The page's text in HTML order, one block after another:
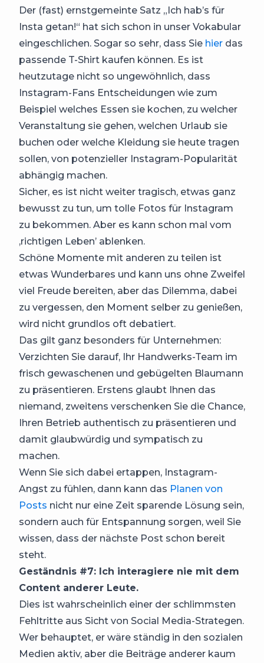
Der (fast) ernstgemeinte Satz „Ich hab’s für
Insta getan!“ hat sich schon in unser Vokabular
eingeschlichen. Sogar so sehr, dass Sie hier das
passende T-Shirt kaufen können. Es ist
heutzutage nicht so ungewöhnlich, dass
Instagram-Fans Entscheidungen wie zum
Beispiel welches Essen sie kochen, zu welcher
Veranstaltung sie gehen, welchen Urlaub sie
buchen oder welche Kleidung sie heute tragen
sollen, von potenzieller Instagram-Popularität
abhängig machen.
Sicher, es ist nicht weiter tragisch, etwas ganz
bewusst zu tun, um tolle Fotos für Instagram
zu bekommen. Aber es kann schon mal vom
‚richtigen Leben’ ablenken.
Schöne Momente mit anderen zu teilen ist
etwas Wunderbares und kann uns ohne Zweifel
viel Freude bereiten, aber das Dilemma, dabei
zu vergessen, den Moment selber zu genießen,
wird nicht grundlos oft debatiert.
Das gilt ganz besonders für Unternehmen:
Verzichten Sie darauf, Ihr Handwerks-Team im
frisch gewaschenen und gebügelten Blaumann
zu präsentieren. Erstens glaubt Ihnen das
niemand, zweitens verschenken Sie die Chance,
Ihren Betrieb authentisch zu präsentieren und
damit glaubwürdig und sympatisch zu
machen.
Wenn Sie sich dabei ertappen, Instagram-
Angst zu fühlen, dann kann das Planen von
Posts nicht nur eine Zeit sparende Lösung sein,
sondern auch für Entspannung sorgen, weil Sie
wissen, dass der nächste Post schon bereit
steht.
Geständnis #7: Ich interagiere nie mit dem
Content anderer Leute.
Dies ist wahrscheinlich einer der schlimmsten
Fehltritte aus Sicht von Social Media-Strategen.
Wer behauptet, er wäre ständig in den sozialen
Medien aktiv, aber die Beiträge anderer kaum